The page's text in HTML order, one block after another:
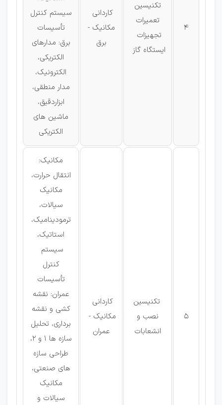
4
تکنیسین
تعمیرات
تجهیزات
ایستگاه گاز
كاردانی
مکانیک -
برق
سیستم كنترل
تأسیسات
برق: مدارهای
الکتریکی،
الکترونیک،
مدار منطقی،
ابزاردقیق،
ماشین های
الکتریکی
5
تکنیسین
نصب و
انشعابات
كاردانی
مکانیک -
عمران
مکانیک:
انتقال حرارت،
مکانیک
سیالات،
ترمودینامیک،
استاتیک،
سیستم
كنترل
تأسیسات
عمران: نقشه
كشی و نقشه
برداری، تحلیل
سازه ها 1 و 2،
طراحی سازه
های صنعتی،
مکانیک
سیالات و